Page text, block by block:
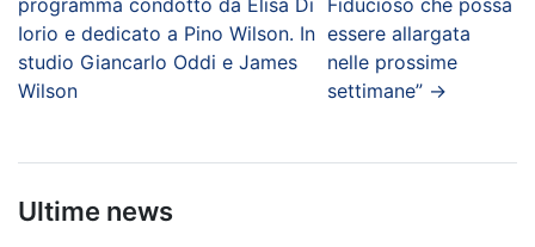
Iorio e dedicato a Pino Wilson. In
studio Giancarlo Oddi e James
Wilson
essere allargata
nelle prossime
settimane”→
Ultime news